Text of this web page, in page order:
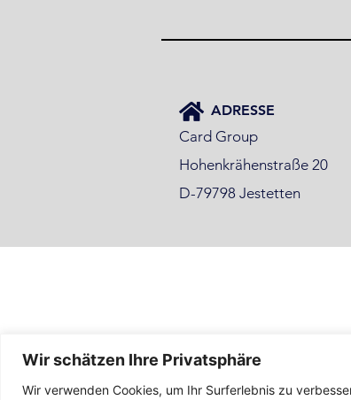
Wir schätzen Ihre Privatsphäre
Wir verwenden Cookies, um Ihr Surferlebnis zu
ADRESSE
Card Group
Hohenkrähenstraße 20
D-79798 Jestetten